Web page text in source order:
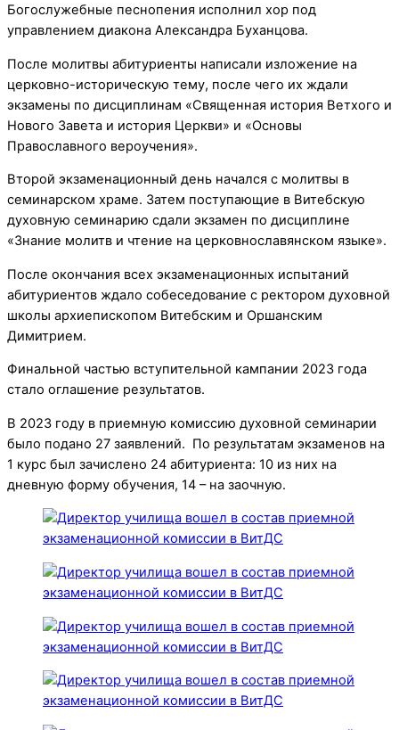
Богослужебные песнопения исполнил хор под
управлением диакона Александра Буханцова.
После молитвы абитуриенты написали изложение на
церковно-историческую тему, после чего их ждали
экзамены по дисциплинам «Священная история Ветхого и
Нового Завета и история Церкви» и «Основы
Православного вероучения».
Второй экзаменационный день начался с молитвы в
семинарском храме. Затем поступающие в Витебскую
духовную семинарию сдали экзамен по дисциплине
«Знание молитв и чтение на церковнославянском языке».
После окончания всех экзаменационных испытаний
абитуриентов ждало собеседование с ректором духовной
школы архиепископом Витебским и Оршанским
Димитрием.
Финальной частью вступительной кампании 2023 года
стало оглашение результатов.
В 2023 году в приемную комиссию духовной семинарии
было подано 27 заявлений. По результатам экзаменов на
1 курс был зачислено 24 абитуриента: 10 из них на
дневную форму обучения, 14 – на заочную.